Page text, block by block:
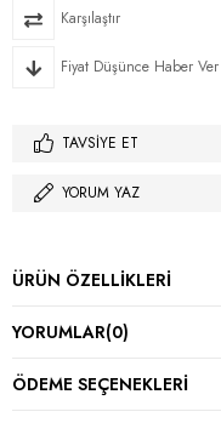
Karşılaştır
Fiyat Düşünce Haber Ver
TAVSIYE ET
YORUM YAZ
ÜRÜN ÖZELLIKLERI
YORUMLAR(0)
ÖDEME SEÇENEKLERI